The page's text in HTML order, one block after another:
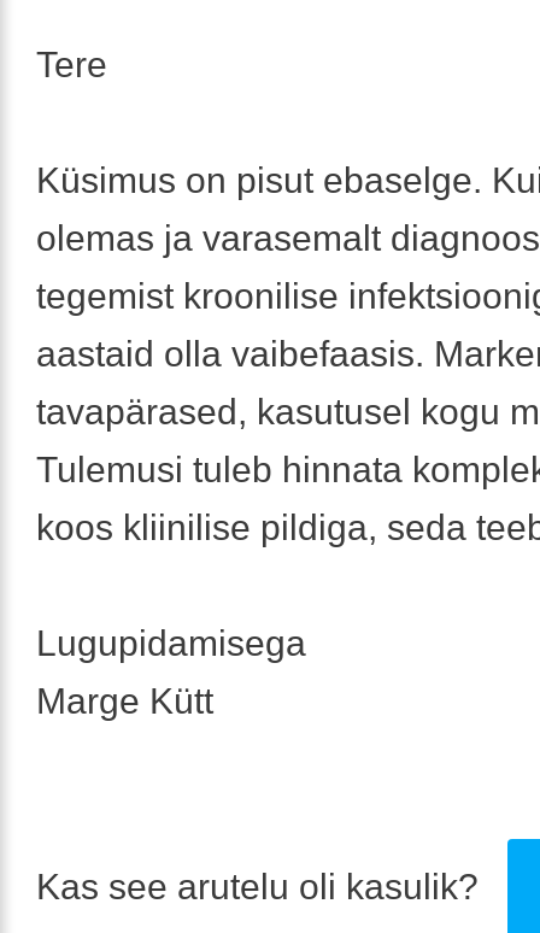
Tere
Küsimus on pisut ebaselge.
olemas ja varasemalt
tegemist kroonilise
aastaid olla vaibefaasis.
tavapärased, kasutusel kogu
Tulemusi tuleb hinnata
koos kliinilise pildiga, seda
Lugupidamisega
Marge Kütt
Kas see arutelu oli kasulik?